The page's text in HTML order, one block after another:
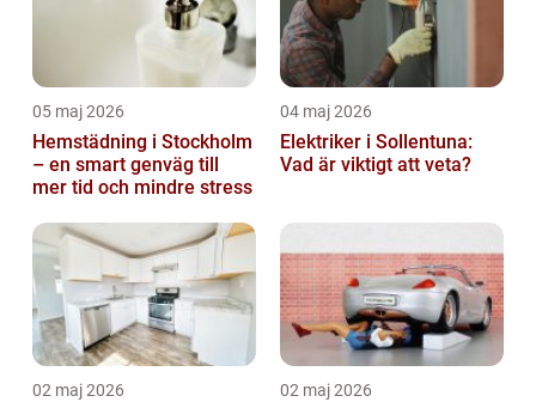
05 maj 2026
Hemstädning i Stockholm
– en smart genväg till
mer tid och mindre stress
04 maj 2026
Elektriker i Sollentuna:
Vad är viktigt att veta?
02 maj 2026 02 maj 2026